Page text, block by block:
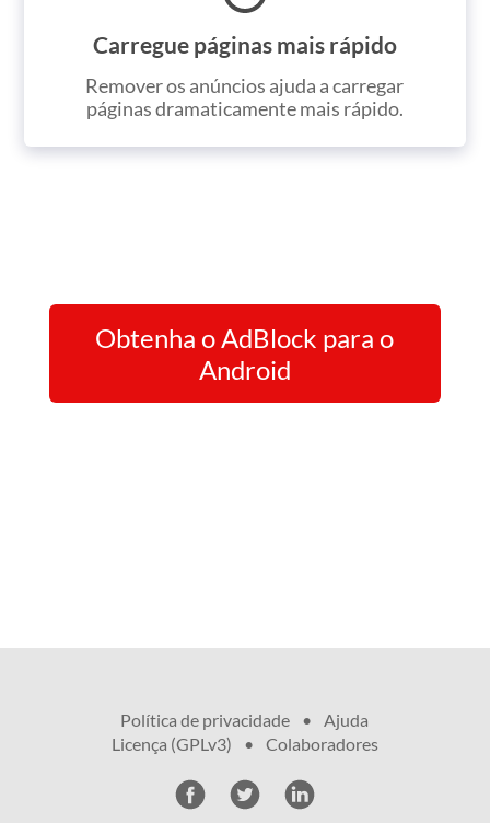
Carregue páginas mais rápido
Remover os anúncios ajuda a carregar
páginas dramaticamente mais rápido.
Obtenha o AdBlock para o
Android
Política de privacidade •
Ajuda
•
Licença (GPLv3) • Colaboradores